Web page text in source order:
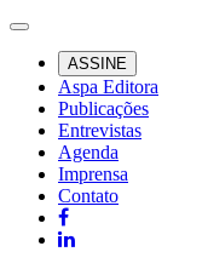
ASSINE
Aspa Editora
Publicações
Entrevistas
Agenda
Imprensa
Contato